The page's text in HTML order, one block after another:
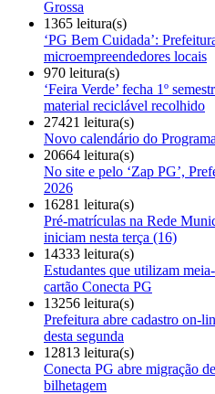
Grossa
1365 leitura(s)
‘PG Bem Cuidada’:
microempreendedores locais
970 leitura(s)
‘Feira Verde’ fecha 1º
material reciclável recolhido
27421 leitura(s)
Novo calendário do
20664 leitura(s)
No site e pelo ‘Zap PG’,
2026
16281 leitura(s)
Pré-matrículas na Rede
iniciam nesta terça (16)
14333 leitura(s)
Estudantes que utilizam
cartão Conecta PG
13256 leitura(s)
Prefeitura abre cadastro on-
desta segunda
12813 leitura(s)
Conecta PG abre migração
bilhetagem